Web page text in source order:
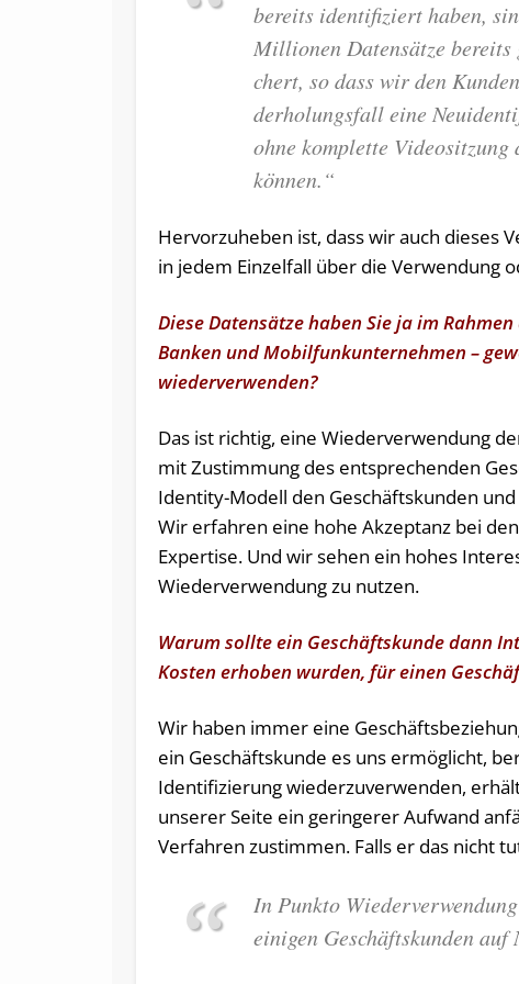
be­reits iden­ti­fi­ziert ha­ben,
Mil­lio­nen Da­ten­sät­ze
chert, so dass wir den
der­ho­lungs­fall ei­ne
oh­ne kom­plet­te Vi­deo­sit­zung
kön­nen.“
Hervorzuheben ist, dass wir auch dieses
in jedem Einzelfall über die Verwendung
Diese Datensätze haben Sie ja im
Banken und Mobilfunkunternehmen –
wiederverwenden?
Das ist richtig, eine Wiederverwendung
mit Zustimmung des entsprechenden
Identity-Modell den Geschäftskunden
Wir erfahren eine hohe Akzeptanz bei
Expertise. Und wir sehen ein hohes
Wiederverwendung zu nutzen.
Warum sollte ein Geschäftskunde dann
Kosten erhoben wurden, für einen
Wir haben immer eine
ein Geschäftskunde es uns ermöglicht,
Identifizierung wiederzuverwenden,
unserer Seite ein geringerer Aufwand
Verfahren zustimmen. Falls er das nicht
In Punkto
einigen Geschäftskunden